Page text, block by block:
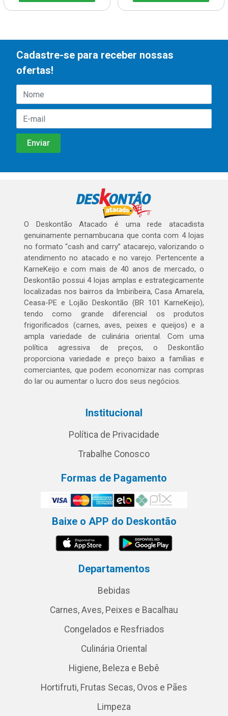
Cadastre-se para receber nossas
ofertas!
O Deskontão Atacado é uma rede atacadista
genuinamente pernambucana que conta com 4 lojas
no formato “cash and carry” atacarejo, valorizando o
atendimento no atacado e no varejo. Pertencente a
KarneKeijo e com mais de 40 anos de mercado, o
Deskontão possui 4 lojas amplas e estrategicamente
localizadas nos bairros da Imbiribeira, Casa Amarela,
Ceasa-PE e Lojão Deskontão (BR 101 KarneKeijo),
tendo como grande diferencial os produtos
frigorificados (carnes, aves, peixes e queijos) e a
ampla variedade de culinária oriental. Com uma
política agressiva de preços, o Deskontão
proporciona variedade e preço baixo a famílias e
comerciantes, que podem economizar nas compras
do lar ou aumentar o lucro dos seus negócios.
Institucional
Política de Privacidade
Trabalhe Conosco
Formas de Pagamento
Baixe o APP do Deskontão
Departamentos
Bebidas
Carnes, Aves, Peixes e Bacalhau
Congelados e Resfriados
Culinária Oriental
Higiene, Beleza e Bebê
Hortifruti, Frutas Secas, Ovos e Pães
Limpeza